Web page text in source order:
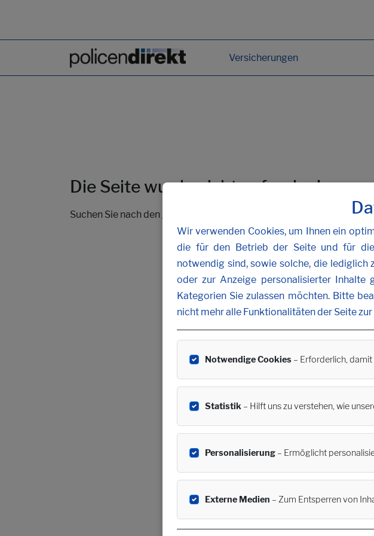
Versicherungen
Die Seite wurde nicht gefunden!
Suchen Sie nach den gewünschten Inhalten oder kontaktieren Sie
Wir verwenden Cookies, um Ihnen ein
die für den Betrieb der Seite und für die
notwendig sind, sowie solche, die
oder zur Anzeige personalisierter Inhalte
Kategorien Sie zulassen möchten. Bitte
nicht mehr alle Funktionalitäten der Seite
Notwendige Cookies – Erforderlich,
Statistik – Hilft uns zu verstehen, wie
Personalisierung – Ermöglicht
Externe Medien – Zum Entsperren von